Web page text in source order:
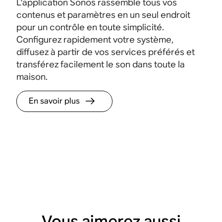
contenus et paramètres en un seul endroit
pour un contrôle en toute simplicité.
Configurez rapidement votre système,
diffusez à partir de vos services préférés et
transférez facilement le son dans toute la
maison.
En savoir plus